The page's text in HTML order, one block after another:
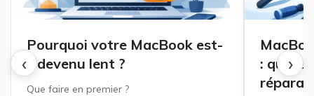
‹ ›
Pourquoi votre MacBook est-
il devenu lent ?
Que faire en premier ?
: